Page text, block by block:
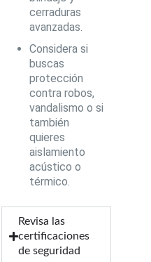
cerraduras
avanzadas.
Considera si
buscas
protección
contra robos,
vandalismo o si
también
quieres
aislamiento
acústico o
térmico.
Revisa las
certificaciones
de seguridad